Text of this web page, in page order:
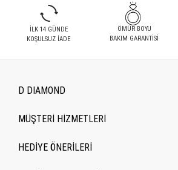
İLK 14 GÜNDE
KOŞULSUZ İADE
ÖMÜR BOYU
BAKIM GARANTİSİ
D DIAMOND
MÜŞTERİ HİZMETLERİ
HEDİYE ÖNERİLERİ